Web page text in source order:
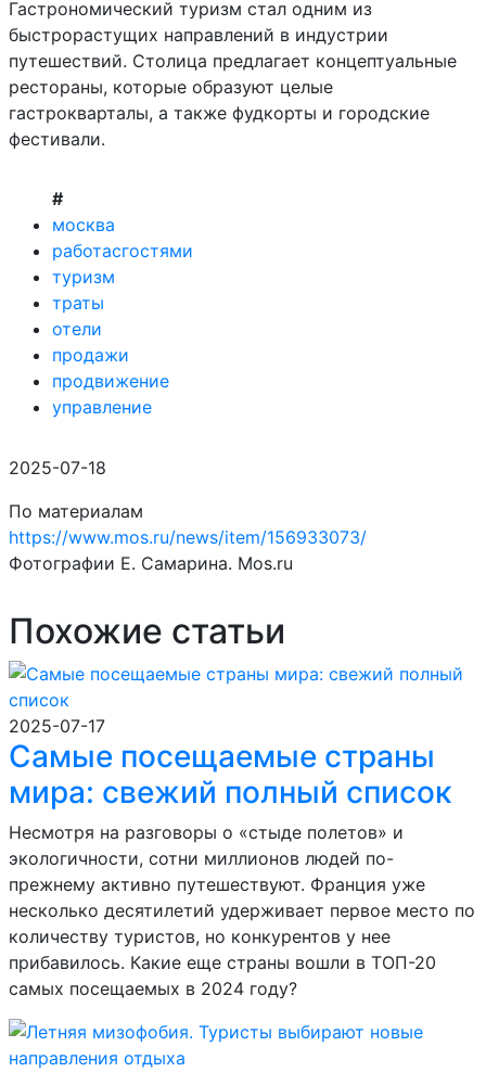
Гастрономический туризм стал одним из
быстрорастущих направлений в индустрии
путешествий. Столица предлагает концептуальные
рестораны, которые образуют целые
гастрокварталы, а также фудкорты и городские
фестивали.
#
москва
работасгостями
туризм
траты
отели
продажи
продвижение
управление
2025-07-18
По материалам
https://www.mos.ru/news/item/156933073/
Фотографии Е. Самарина. Mos.ru
Похожие статьи
2025-07-17
Самые посещаемые страны
мира: свежий полный список
Несмотря на разговоры о «стыде полетов» и
экологичности, сотни миллионов людей по-
прежнему активно путешествуют. Франция уже
несколько десятилетий удерживает первое место по
количеству туристов, но конкурентов у нее
прибавилось. Какие еще страны вошли в ТОП-20
самых посещаемых в 2024 году?